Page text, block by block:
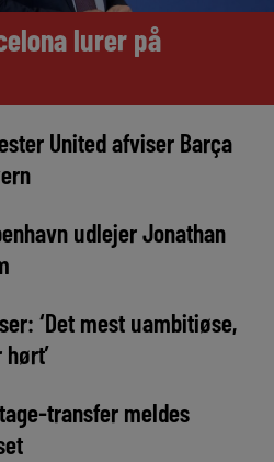
lurer på
United afviser Barça
udlejer Jonathan
‘Det mest uambitiøse,
transfer meldes